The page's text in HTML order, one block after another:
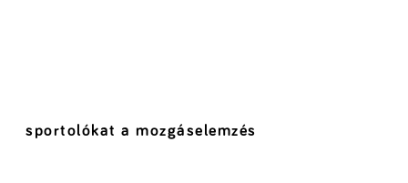
sportolókat a mozgáselemzés